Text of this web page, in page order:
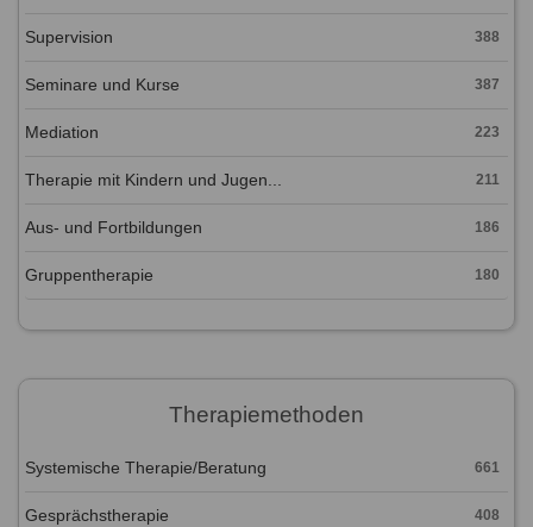
Supervision 388
Seminare und Kurse 387
Mediation 223
Therapie mit Kindern und Jugen... 211
Aus- und Fortbildungen 186
Gruppentherapie 180
Therapiemethoden
Systemische Therapie/Beratung 661
Gesprächstherapie 408